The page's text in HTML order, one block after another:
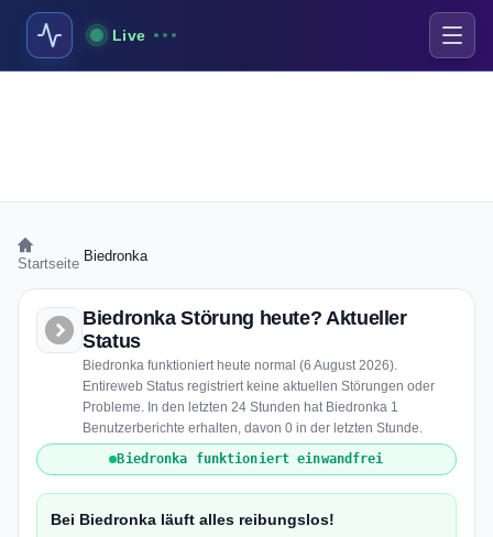
Live
Startseite Biedronka
Biedronka Störung heute? Aktueller
Status
Biedronka funktioniert heute normal (6 August 2026).
Entireweb Status registriert keine aktuellen Störungen oder
Probleme. In den letzten 24 Stunden hat Biedronka 1
Benutzerberichte erhalten, davon 0 in der letzten Stunde.
Biedronka funktioniert einwandfrei
Bei Biedronka läuft alles reibungslos!